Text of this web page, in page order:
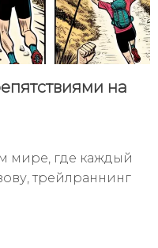
на
мире, где каждый
трейлраннинг